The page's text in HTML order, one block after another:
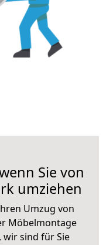
Sie von
umziehen
Umzug von
Möbelmontage
wir sind für Sie